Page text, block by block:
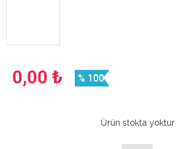
0,00 ₺ % 100
Ürün stokta yoktur